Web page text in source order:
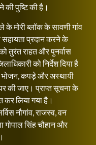
पुष्टि की है।
के मोरी ब्लॉक के सावणी गांव
सहायता प्रदान करने के
तुरंत राहत और पुनर्वास
को निर्देश दिया है
भोजन, कपड़े और अस्थायी
की जाए। प्राप्त सूचना के
कर लिया गया है।
नौगांव, राजस्व, वन
गोपाल सिंह चौहान और